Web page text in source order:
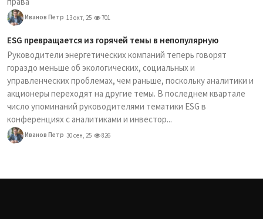
Иванов Петр 13 окт, 25 701
ESG превращается из горячей темы в непопулярную
Руководители энергетических компаний теперь говорят
гораздо меньше об экологических, социальных и
управленческих проблемах, чем раньше, поскольку аналитики и
акционеры переходят на другие темы. В последнем квартале
число упоминаний руководителями тематики ESG в
конференциях с аналитиками и инвестор...
Иванов Петр 30 сен, 25 826